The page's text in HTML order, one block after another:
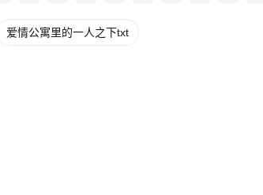
爱情公寓里的一人之下txt